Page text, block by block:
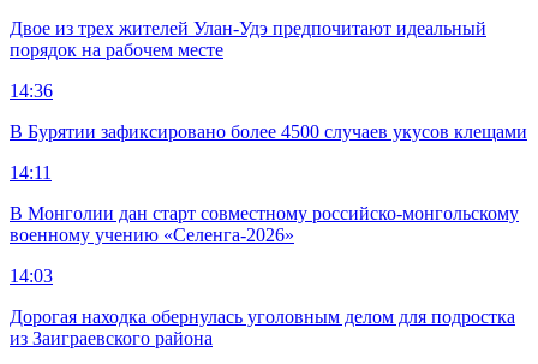
Двое из трех жителей Улан-Удэ предпочитают идеальный
порядок на рабочем месте
14:36
В Бурятии зафиксировано более 4500 случаев укусов клещами
14:11
В Монголии дан старт совместному российско-монгольскому
военному учению «Селенга-2026»
14:03
Дорогая находка обернулась уголовным делом для подростка
из Заиграевского района